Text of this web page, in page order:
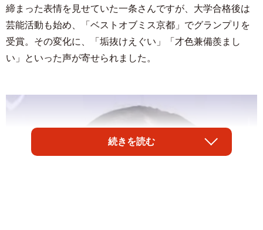
締まった表情を見せていた一条さんですが、大学合格後は
芸能活動も始め、「ベストオブミス京都」でグランプリを
受賞。その変化に、「垢抜けえぐい」「才色兼備羨まし
い」といった声が寄せられました。
続きを読む